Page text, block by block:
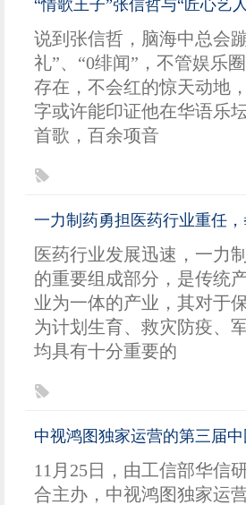
“情歌王子”张信哲与“匠心艺
说到张信哲，脑海中总会
礼”、“0绯闻”，不管娱乐
存在，不会红的惊天动地
字或许能印证他在华语乐
首歌，百余项音
一力制药勇担医药行业重任
医药行业发展迅速，一力
的重要组成部分，是传统
业为一体的产业，其对于
为计划生育、救灾防疫、
均具有十分重要的
中视鸿图独家运营的第三届
11月25日，由工信部华信
合主办，中视鸿图独家运